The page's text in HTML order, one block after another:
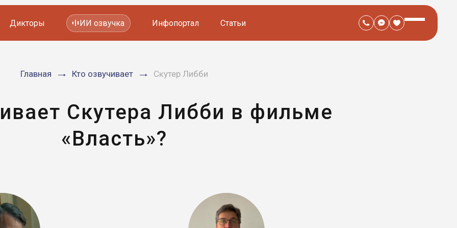
Мультфильмов
Дикторы ИИ озвучка Инфопортал Статьи
Главная Кто озвучивает Скутер Либби
Скутера Либби в фильме
«Власть»?